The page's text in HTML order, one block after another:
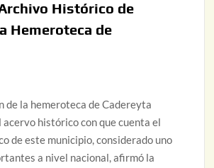
Histórico de
Hemeroteca de
de la hemeroteca de Cadereyta
histórico con que cuenta el
de este municipio, considerado uno
a nivel nacional, afirmó la